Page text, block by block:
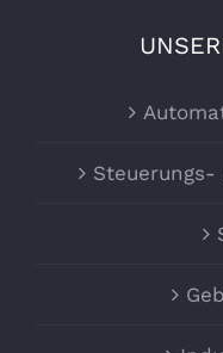
Steuerungs-